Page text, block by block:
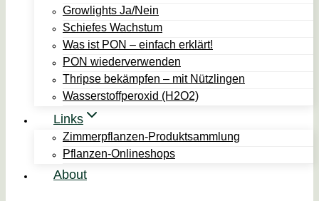
Growlights Ja/Nein
Schiefes Wachstum
Was ist PON – einfach erklärt!
PON wiederverwenden
Thripse bekämpfen – mit Nützlingen
Wasserstoffperoxid (H2O2)
Links
Zimmerpflanzen-Produktsammlung
Pflanzen-Onlineshops
About